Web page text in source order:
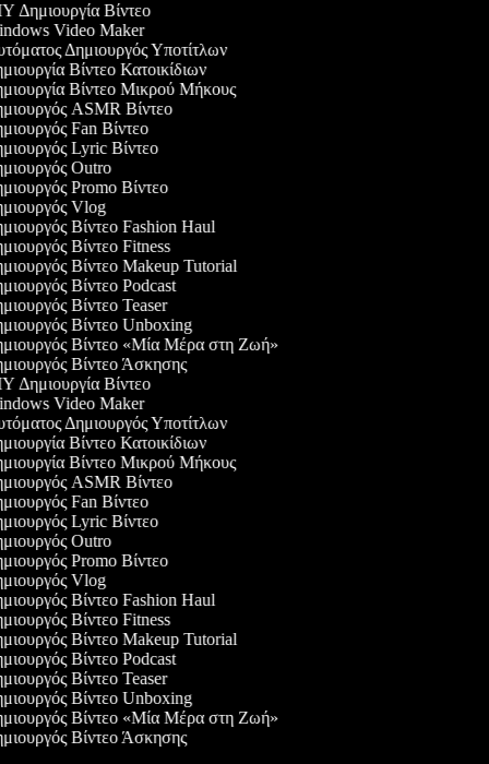
Δημιουργία Βίντεο
Video Maker
Δημιουργός Υποτίτλων
Βίντεο Κατοικίδιων
Βίντεο Μικρού Μήκους
ASMR Βίντεο
Fan Βίντεο
Lyric Βίντεο
Outro
Promo Βίντεο
Vlog
Βίντεο Fashion Haul
Βίντεο Fitness
Βίντεο Makeup Tutorial
Βίντεο Podcast
Βίντεο Teaser
Βίντεο Unboxing
Βίντεο «Μία Μέρα στη Ζωή»
Βίντεο Άσκησης
Δημιουργία Βίντεο
Video Maker
Δημιουργός Υποτίτλων
Βίντεο Κατοικίδιων
Βίντεο Μικρού Μήκους
ASMR Βίντεο
Fan Βίντεο
Lyric Βίντεο
Outro
Promo Βίντεο
Vlog
Βίντεο Fashion Haul
Βίντεο Fitness
Βίντεο Makeup Tutorial
Βίντεο Podcast
Βίντεο Teaser
Βίντεο Unboxing
Βίντεο «Μία Μέρα στη Ζωή»
Βίντεο Άσκησης